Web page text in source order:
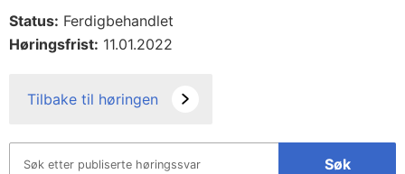
Status: Ferdigbehandlet
Høringsfrist: 11.01.2022
Tilbake til høringen
Søk